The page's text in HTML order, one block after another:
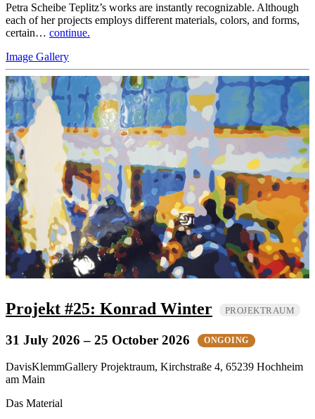
Petra Scheibe Teplitz’s works are instantly recognizable. Although
each of her projects employs different materials, colors, and forms,
certain… continue.
Image Gallery
Projekt #25: Konrad Winter PROJEKTRAUM
31 July 2026 – 25 October 2026 ONGOING
DavisKlemmGallery Projektraum, Kirchstraße 4, 65239 Hochheim
am Main
Das Material